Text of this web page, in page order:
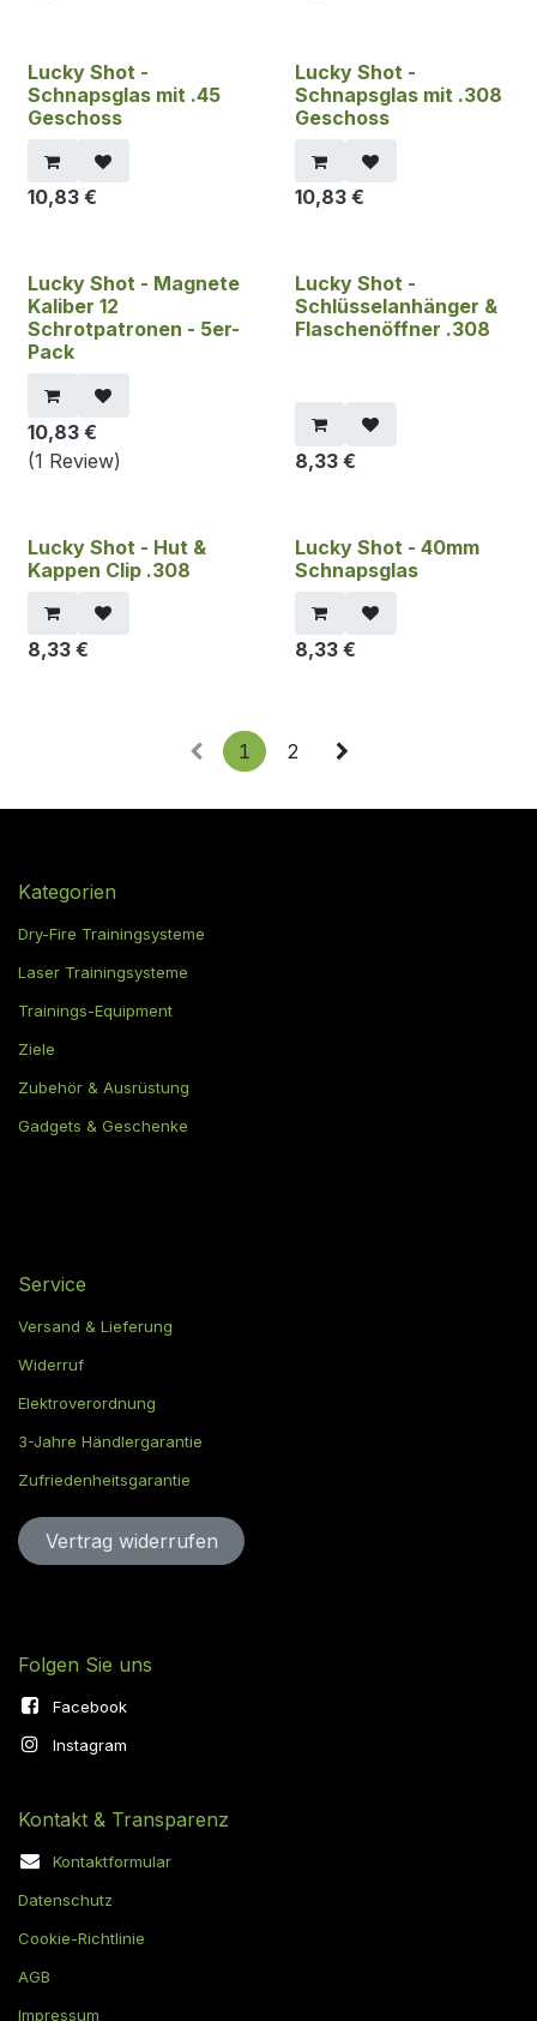
Lucky Shot -
Schnapsglas mit .45
Geschoss
10,83 €
Lucky Shot -
Schnapsglas mit .308
Geschoss
10,83€
Lucky Shot - Magnete
Kaliber 12
Schrotpatronen - 5er-
Pack
10,83 €
(1 Review)
Lucky Shot -
Schlüsselanhänger &
Flaschenöffner .308
8,33€
Lucky Shot - Hut &
Kappen Clip .308
8,33 €
Lucky Shot - 40mm
Schnapsglas
8,33€
1 2
Kategorien
Dry-Fire Trainingsysteme
Laser Trainingsysteme
Trainings-Equipment
Ziele
Zubehör & Ausrüstung
Gadgets & Geschenke
Service
Versand & Lieferung
Widerruf
Elektroverordnung
3-Jahre Händlergarantie
Zufriedenheitsgarantie
Vertrag widerru​​​​​​​​​​fen
Folgen Sie uns
Facebook
Instagram
Kontakt & Transparenz
Kontaktformular
Datenschutz
Cookie-Richtlinie
AGB
Impressum